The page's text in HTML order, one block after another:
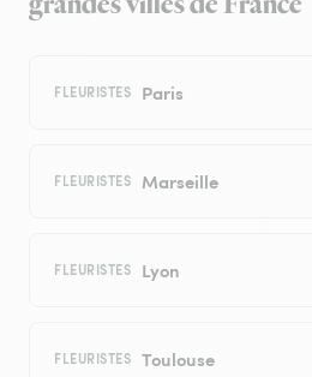
FLEURISTES Paris
FLEURISTES Marseille
FLEURISTES Lyon
FLEURISTES Toulouse